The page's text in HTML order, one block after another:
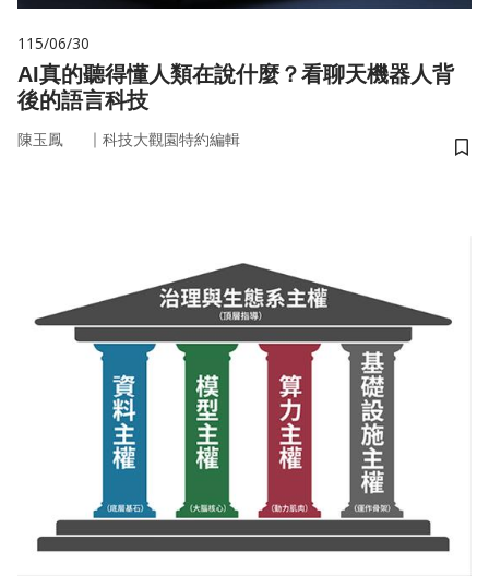
115/06/30
AI真的聽得懂人類在說什麼？看聊天機器人背
後的語言科技
陳玉鳳 ｜ 科技大觀園特約編輯
儲